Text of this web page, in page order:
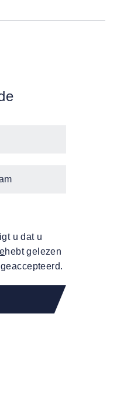
u dat u
hebt gelezen